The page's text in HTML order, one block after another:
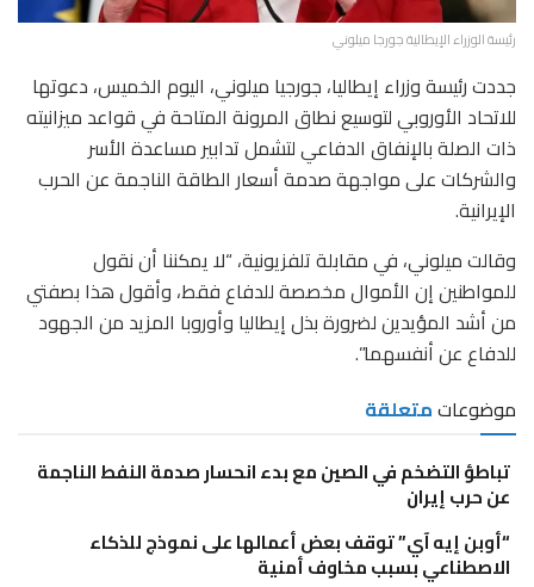
رئيسة الوزراء الإيطالية جورجا ميلوني
جددت رئيسة وزراء إيطاليا، جورجيا ميلوني، اليوم الخميس، دعوتها
للاتحاد الأوروبي لتوسيع نطاق المرونة المتاحة في قواعد ميزانيته
ذات الصلة بالإنفاق الدفاعي لتشمل تدابير مساعدة الأسر
والشركات على مواجهة صدمة أسعار الطاقة الناجمة عن الحرب
الإيرانية.
وقالت ميلوني، في مقابلة تلفزيونية، “لا يمكننا أن نقول
للمواطنين إن الأموال مخصصة للدفاع فقط، وأقول هذا بصفتي
من أشد المؤيدين لضرورة بذل إيطاليا وأوروبا المزيد من الجهود
للدفاع عن أنفسهما”.
موضوعاتمتعلقة
تباطؤ التضخم في الصين مع بدء انحسار صدمة النفط الناجمة
عن حرب إيران
“أوبن إيه آي” توقف بعض أعمالها على نموذج للذكاء
الاصطناعي بسبب مخاوف أمنية